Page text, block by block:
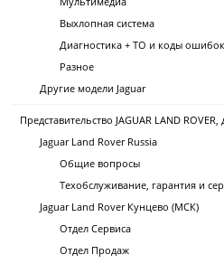
Выхлопная система
Диагностика + ТО и коды ошибок
Разное
Другие модели Jaguar
Представительство JAGUAR LAND ROVER,
Jaguar Land Rover Russia
Общие вопросы
Техобслуживание, гарантия и
Jaguar Land Rover Кунцево (МСК)
Отдел Сервиса
Отдел Продаж